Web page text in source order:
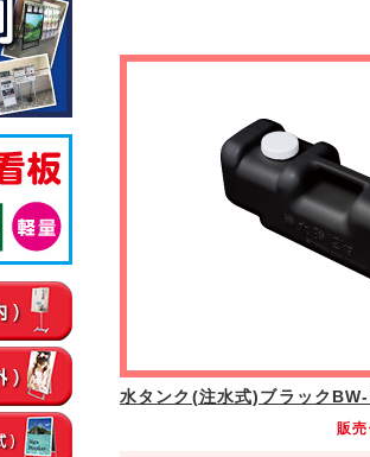
卓上・カウンター
エントランス
水タンク(注水式)ブラック
販